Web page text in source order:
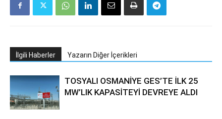
İlgili Haberler Yazarın Diğer İçerikleri
TOSYALI OSMANİYE GES’TE İLK 25
MW’LIK KAPASİTEYİ DEVREYE ALDI